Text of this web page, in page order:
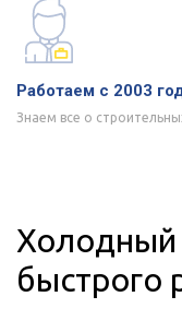
Работаем с 2003
Знаем все о
Холодный
быстрого